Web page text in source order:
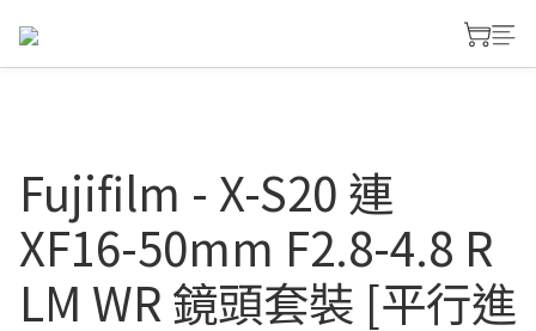
Fujifilm - X-S20 連
XF16-50mm F2.8-4.8 R
LM WR 鏡頭套裝 [平行進